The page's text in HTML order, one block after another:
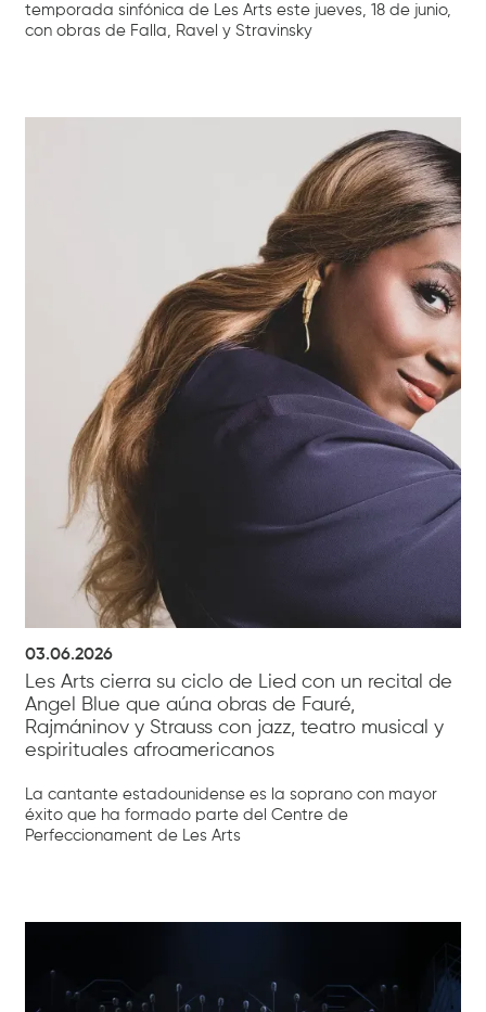
temporada sinfónica de Les Arts este jueves, 18 de junio,
con obras de Falla, Ravel y Stravinsky
03.06.2026
Les Arts cierra su ciclo de Lied con un recital de
Angel Blue que aúna obras de Fauré,
Rajmáninov y Strauss con jazz, teatro musical y
espirituales afroamericanos
La cantante estadounidense es la soprano con mayor
éxito que ha formado parte del Centre de
Perfeccionament de Les Arts